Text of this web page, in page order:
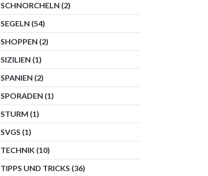
SCHNORCHELN (2)
SEGELN (54)
SHOPPEN (2)
SIZILIEN (1)
SPANIEN (2)
SPORADEN (1)
STURM (1)
SVGS (1)
TECHNIK (10)
TIPPS UND TRICKS (36)